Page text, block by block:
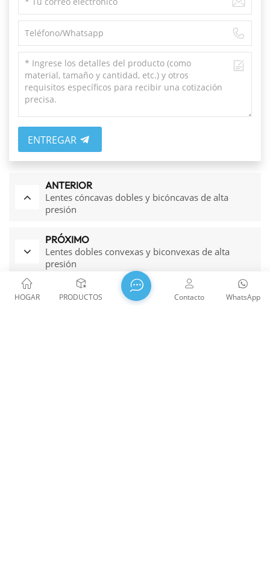
ENTREGAR
ANTERIOR
Lentes cóncavas dobles y bicóncavas de alta
presión
PRÓXIMO
Lentes dobles convexas y biconvexas de alta
presión
HOGAR PRODUCTOS WhatsApp
Contacto